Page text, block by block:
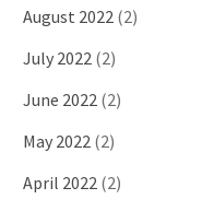
August 2022 (2)
July 2022 (2)
June 2022 (2)
May 2022 (2)
April 2022 (2)